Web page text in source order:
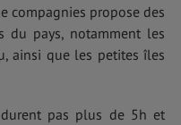
compagnies propose des
du pays, notamment les
ainsi que les petites îles
pas plus de 5h et